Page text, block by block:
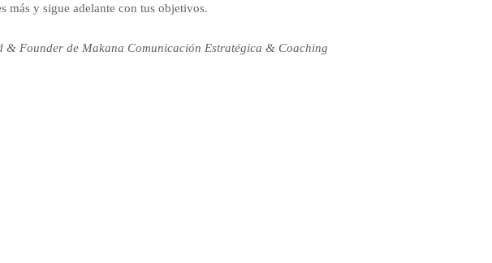
más y sigue adelante con tus objetivos.
Founder de Makana Comunicación Estratégica & Coaching